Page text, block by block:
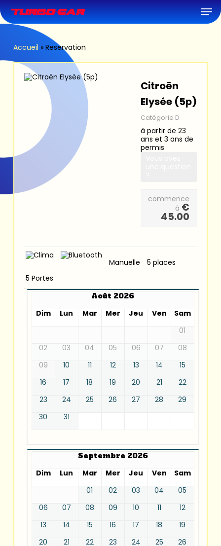
to
main
content
Accueil » Reservation
Citroën
Elysée (5p)
Catégorie D
à partir de 23
ans et 3 ans de
permis
commence
à €
45.00
Manuelle
5 places
5 Portes
Août 2026
Dim
Lun Mar Mer Jeu Ven
Sam
01
02
03 04 05 06 07
08
09
10 11 12 13 14
15
16
17 18 19 20 21
22
23
24 25 26 27 28
29
30
31
Septembre 2026
Dim
Lun Mar Mer Jeu Ven
Sam
01
02 03 04
05
06
07 08 09 10 11
12
13
14 15 16 17 18
19
20
21 22 23 24 25
26